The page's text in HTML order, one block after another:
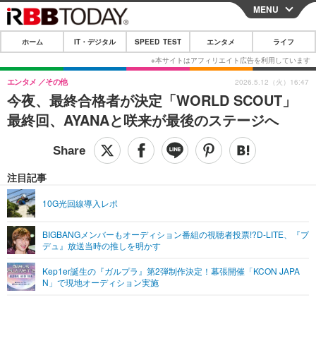
CLOSE
ホーム
IT・デジタル
IT・デジタルTOP スマートフォン
ショッピング その他
SPEED TEST
エンタメTOP 映画・ドラマ
グラビア
ショッピング その他
ライフTOP
その他
リリース一覧
プッシュ通知の停止方法
MENU
ホーム IT・デジタル SPEED TEST エンタメ ライフ
今夜、最終合格者が決定「WORLD SCOUT」
最終回、AYANAと咲来が最後のステージへ
エンタメ その他
注目記事
10G光回線導入レポ
BIGBANGメンバーもオーディション番組の視聴者投票!?D-LITE、『プ
デュ』放送当時の推しを明かす
Kep1er誕生の『ガルプラ』第2弾制作決定！幕張開催「KCON JAPA
N」で現地オーディション実施
2026.5.12（火）16:47